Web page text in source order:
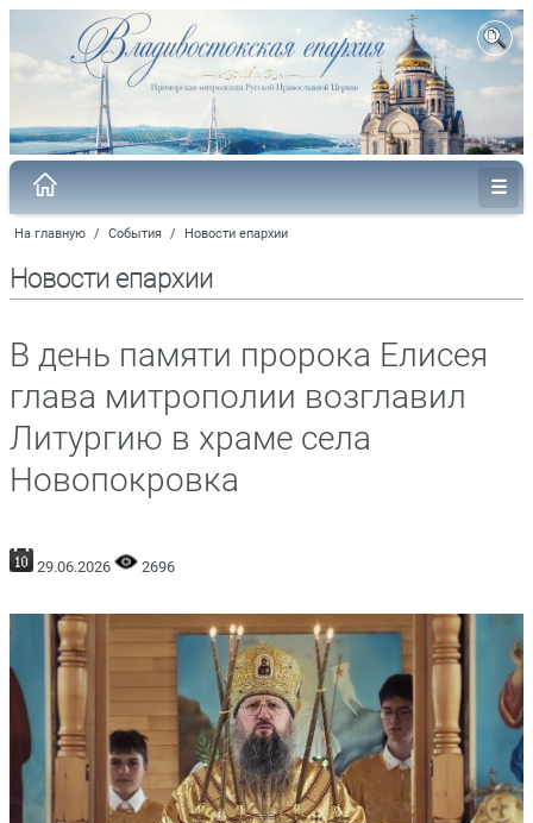
На главную / События / Новости епархии
Новости епархии
В день памяти пророка Елисея
глава митрополии возглавил
Литургию в храме села
Новопокровка
29.06.2026 2696